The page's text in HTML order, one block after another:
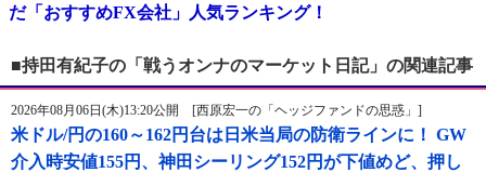
だ「おすすめFX会社」人気ランキング！
■持田有紀子の「戦うオンナのマーケット日記」の関連記事
2026年08月06日(木)13:20公開 [西原宏一の「ヘッジファンドの思惑」]
米ドル/円の160～162円台は日米当局の防衛ラインに！ GW
介入時安値155円、神田シーリング152円が下値めど、押し